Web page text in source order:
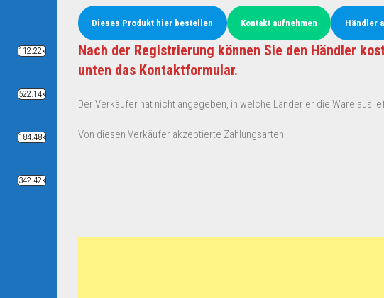
Dieses Produkt hier bestellen Kontakt aufnehmen Händler
Nach der Registrierung können Sie den Händler
unten das Kontaktformular.
Der Verkäufer hat nicht angegeben, in welche Länder er die Ware
Von diesen Verkäufer akzeptierte Zahlungsarten
112.22k
522.14k
184.48k
342.42k